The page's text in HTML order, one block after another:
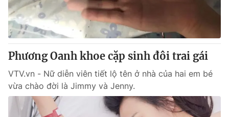
Sản phẩm
Thị trường
Tư vấn
Lịch phát sóng
Emagazine Podcast
Phương Oanh khoe cặp sinh đôi trai gái
VTV.vn - Nữ diễn viên tiết lộ tên ở nhà của hai em bé
vừa chào đời là Jimmy và Jenny.